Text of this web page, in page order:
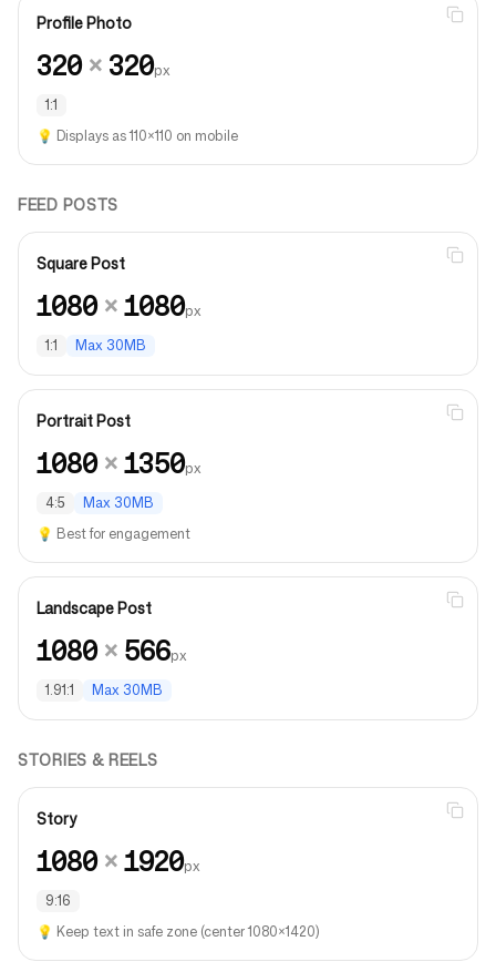
Profile Photo
320× 320px
1:1
💡 Displays as 110×110 on mobile
FEED POSTS
Square Post
1080×1080px
1:1
Max 30MB
Portrait Post
1080×1350px
4:5
Max 30MB
💡 Best for engagement
Landscape Post
1080× 566px
1.91:1
Max 30MB
STORIES & REELS
Story
1080×1920px
9:16
💡 Keep text in safe zone (center 1080×1420)